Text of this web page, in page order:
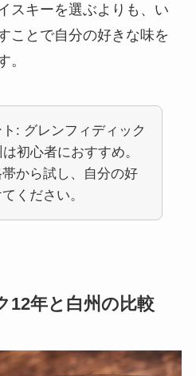
スキーを選ぶよりも、い
ことで自分の好きな味を
。
: グレンフィディック
初心者におすすめ。
から試し、自分の好
ください。
12年と白州の比較